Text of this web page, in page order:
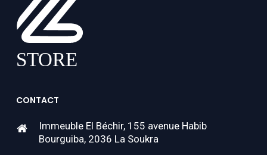
CONTACT
Immeuble El Béchir, 155 avenue Habib
Bourguiba, 2036 La Soukra